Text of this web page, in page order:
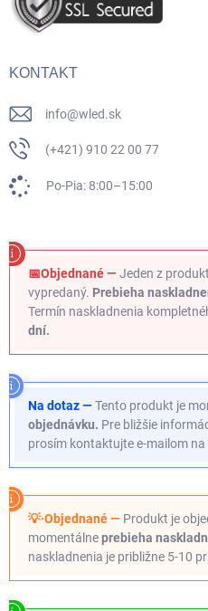
KONTAKT
info@wled.sk
(+421) 910 22 00 77
Po-Pia: 8:00–15:00
📅Objednané —Jeden z
vypredaný. Prebieha
Termín naskladnenia
dní.
Na dotaz —Tento produkt je
objednávku. Pre bližšie
prosím kontaktujte e-mailom na
💡·Objednané — Produkt je
momentálneprebieha
naskladnenia je približne 5-10